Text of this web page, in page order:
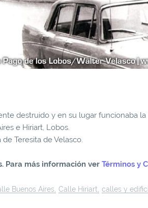
destruido y en su lugar funcionaba la
e Hiriart, Lobos.
Teresita de Velasco.
Para más información ver Términos y
Buenos Aires Calle Hiriart calles y